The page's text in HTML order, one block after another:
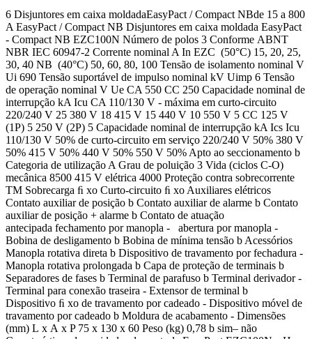
6 Disjuntores em caixa moldadaEasyPact / Compact NBde 15 a 800
A EasyPact / Compact NB Disjuntores em caixa moldada EasyPact
- Compact NB EZC100N Número de polos 3 Conforme ABNT
NBR IEC 60947-2 Corrente nominal A In EZC (50°C) 15, 20, 25,
30, 40 NB (40°C) 50, 60, 80, 100 Tensão de isolamento nominal V
Ui 690 Tensão suportável de impulso nominal kV Uimp 6 Tensão
de operação nominal V Ue CA 550 CC 250 Capacidade nominal de
interrupção kA Icu CA 110/130 V - máxima em curto-circuito
220/240 V 25 380 V 18 415 V 15 440 V 10 550 V 5 CC 125 V
(1P) 5 250 V (2P) 5 Capacidade nominal de interrupção kA Ics Icu
110/130 V 50% de curto-circuito em serviço 220/240 V 50% 380 V
50% 415 V 50% 440 V 50% 550 V 50% Apto ao seccionamento b
Categoria de utilização A Grau de poluição 3 Vida (ciclos C-O)
mecânica 8500 415 V elétrica 4000 Proteção contra sobrecorrente
TM Sobrecarga ﬁ xo Curto-circuito ﬁ xo Auxiliares elétricos
Contato auxiliar de posição b Contato auxiliar de alarme b Contato
auxiliar de posição + alarme b Contato de atuação
antecipada fechamento por manopla - abertura por manopla -
Bobina de desligamento b Bobina de mínima tensão b Acessórios
Manopla rotativa direta b Dispositivo de travamento por fechadura -
Manopla rotativa prolongada b Capa de proteção de terminais b
Separadores de fases b Terminal de parafuso b Terminal derivador -
Terminal para conexão traseira - Extensor de terminal b
Dispositivo ﬁ xo de travamento por cadeado - Dispositivo móvel de
travamento por cadeado b Moldura de acabamento - Dimensões
(mm) L x A x P 75 x 130 x 60 Peso (kg) 0,78 b sim– não